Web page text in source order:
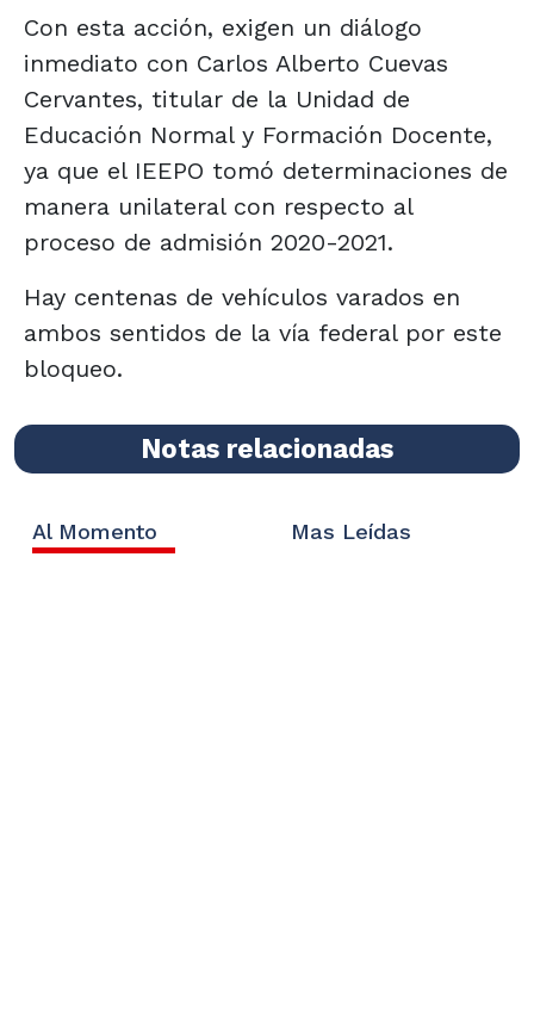
Con esta acción, exigen un diálogo
inmediato con Carlos Alberto Cuevas
Cervantes, titular de la Unidad de
Educación Normal y Formación Docente,
ya que el IEEPO tomó determinaciones de
manera unilateral con respecto al
proceso de admisión 2020-2021.
Hay centenas de vehículos varados en
ambos sentidos de la vía federal por este
bloqueo.
Notas relacionadas
Al Momento Mas Leídas